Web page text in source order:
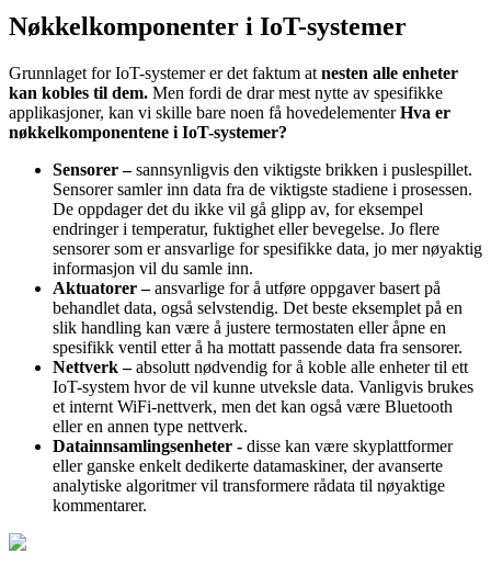
Nøkkelkomponenter i IoT-systemer
Grunnlaget for IoT-systemer er det faktum at nesten alle enheter
kan kobles til dem. Men fordi de drar mest nytte av spesifikke
applikasjoner, kan vi skille bare noen få hovedelementerHva er
nøkkelkomponentene i IoT-systemer?
Sensorer –sannsynligvis den viktigste brikken i puslespillet.
Sensorer samler inn data fra de viktigste stadiene i prosessen.
De oppdager det du ikke vil gå glipp av, for eksempel
endringer i temperatur, fuktighet eller bevegelse. Jo flere
sensorer som er ansvarlige for spesifikke data, jo mer nøyaktig
informasjon vil du samle inn.
Aktuatorer –ansvarlige for å utføre oppgaver basert på
behandlet data, også selvstendig. Det beste eksemplet på en
slik handling kan være å justere termostaten eller åpne en
spesifikk ventil etter å ha mottatt passende data fra sensorer.
Nettverk –absolutt nødvendig for å koble alle enheter til ett
IoT-system hvor de vil kunne utveksle data. Vanligvis brukes
et internt WiFi-nettverk, men det kan også være Bluetooth
eller en annen type nettverk.
Datainnsamlingsenheter - disse kan være skyplattformer
eller ganske enkelt dedikerte datamaskiner, der avanserte
analytiske algoritmer vil transformere rådata til nøyaktige
kommentarer.